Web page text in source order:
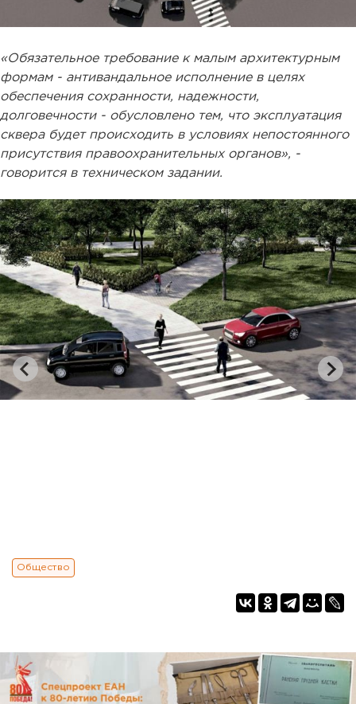
«Обязательное требование к малым архитектурным
формам - антивандальное исполнение в целях
обеспечения сохранности, надежности,
долговечности - обусловлено тем, что эксплуатация
сквера будет происходить в условиях непостоянного
присутствия правоохранительных органов», -
говорится в техническом задании.
Общество